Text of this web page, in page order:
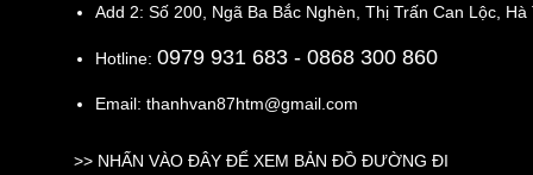
Add 2: Số 200, Ngã Ba Bắc Nghèn, Thị Trấn Can Lộc, Hà
Hotline: 0979 931 683 - 0868 300 860
Email: thanhvan87htm@gmail.com
>> NHẤN VÀO ĐÂY ĐỂ XEM BẢN ĐỒ ĐƯỜNG ĐI